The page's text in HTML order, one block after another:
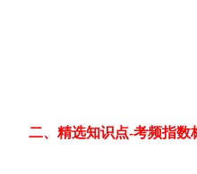
二、精选知识点-考频指数